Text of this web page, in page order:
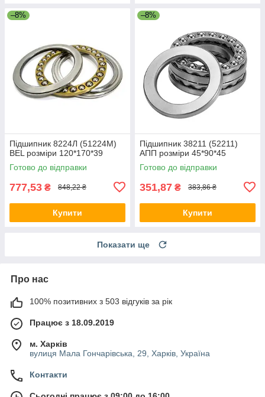
–8%
Підшипник 8224Л (51224М)
BEL розміри 120*170*39
Готово до відправки
777,53 ₴ 848,22 ₴
Купити
–8%
Підшипник 38211 (52211)
АПП розміри 45*90*45
Готово до відправки
351,87 ₴ 383,86 ₴
Купити
Показати ще
Про нас
100% позитивних з 503 відгуків за рік
Працює з 18.09.2019
м. Харків
вулиця Мала Гончарівська, 29, Харків, Україна
Контакти